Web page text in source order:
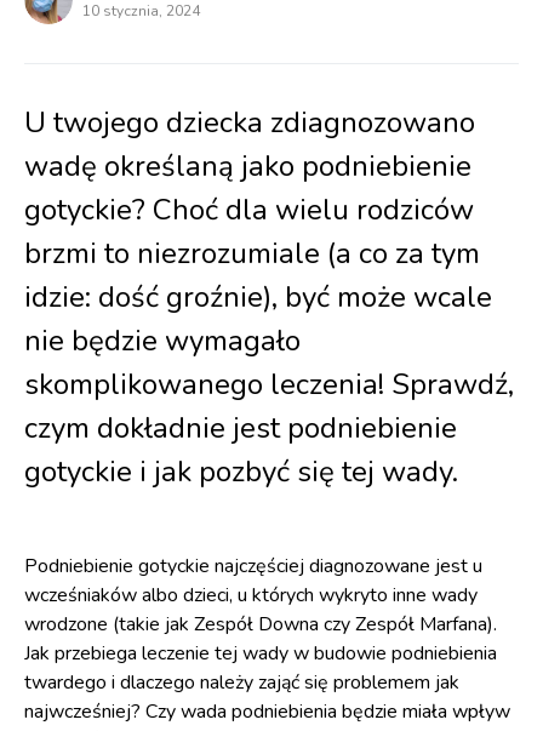
10 stycznia, 2024
U twojego dziecka zdiagnozowano
wadę określaną jako podniebienie
gotyckie? Choć dla wielu rodziców
brzmi to niezrozumiale (a co za tym
idzie: dość groźnie), być może wcale
nie będzie wymagało
skomplikowanego leczenia! Sprawdź,
czym dokładnie jest podniebienie
gotyckie i jak pozbyć się tej wady.
Podniebienie gotyckie najczęściej diagnozowane jest u
wcześniaków albo dzieci, u których wykryto inne wady
wrodzone (takie jak Zespół Downa czy Zespół Marfana).
Jak przebiega leczenie tej wady w budowie podniebienia
twardego i dlaczego należy zająć się problemem jak
najwcześniej? Czy wada podniebienia będzie miała wpływ